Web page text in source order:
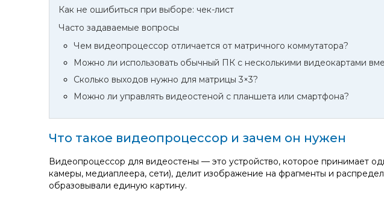
Как не ошибиться при выборе: чек-лист
Часто задаваемые вопросы
Чем видеопроцессор отличается от матричного коммутатора?
Можно ли использовать обычный ПК с несколькими видеокартами
Сколько выходов нужно для матрицы 3×3?
Можно ли управлять видеостеной с планшета или смартфона?
Что такое видеопроцессор и зачем он нужен
Видеопроцессор для видеостены — это устройство, которое принимает
камеры, медиаплеера, сети), делит изображение на фрагменты и
образовывали единую картину.